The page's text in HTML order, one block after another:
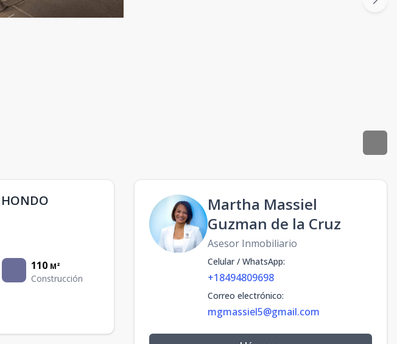
HONDO
110 M²
Construcción
Martha Massiel
Guzman de la Cruz
Asesor Inmobiliario
Celular / WhatsApp:
+18494809698
Correo electrónico:
mgmassiel5@gmail.com